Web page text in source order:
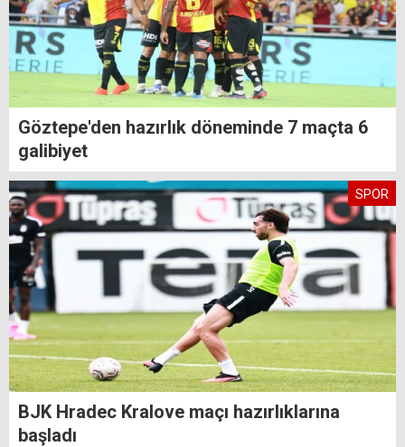
Göztepe'den hazırlık döneminde 7 maçta 6
galibiyet
SPOR
BJK Hradec Kralove maçı hazırlıklarına
başladı